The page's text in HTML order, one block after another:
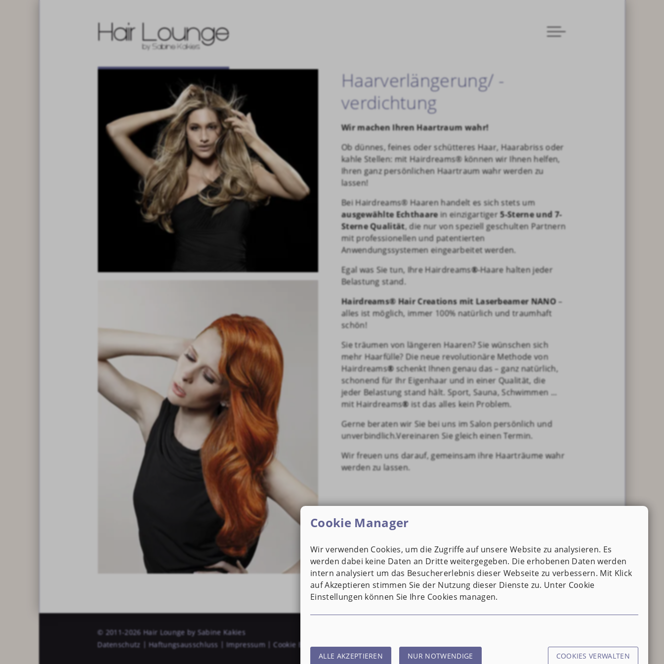
Haarverlängerung/ -
verdichtung
Wir machen Ihren Haartraum wahr!
Ob dünnes, feines oder schütteres Haar, Haarabriss oder
kahle Stellen: mit Hairdreams® können wir Ihnen helfen,
Ihren ganz persönlichen Haartraum wahr werden zu
lassen!
Bei Hairdreams® Haaren handelt es sich stets um
ausgewählte Echthaarein einzigartiger5-Sterne und 7-
Sterne Qualität, die nur von speziell geschulten Partnern
mit professionellen und patentierten
Anwendungssystemen eingearbeitet werden.
Egal was Sie tun, Ihre Hairdreams®-Haare halten jeder
Belastung stand.
Hairdreams®Hair Creations mit Laserbeamer NANO –
alles ist möglich, immer 100% natürlich und traumhaft
schön!
Sie träumen von längeren Haaren? Sie wünschen sich
mehr Haarfülle? Die neue revolutionäre Methode von
Hairdreams®schenkt Ihnen genau das – ganz natürlich,
schonend für Ihr Eigenhaar und in einer Qualität, die
jeder Belastung stand hält. Sport, Sauna, Schwimmen ...
mit Hairdreams®ist das alles kein Problem.
Gerne beraten wir Sie bei uns im Salon persönlich und
unverbindlich.Vereinaren Sie gleich einen Termin.
Wir freuen uns darauf, gemeinsam ihre Haarträume wahr
werden zu lassen.
© 2011-2026 Hair Lounge by Sabine Kakies
Datenschutz
Haftungsausschluss Impressum Cookie Einstellungen
Cookie Manager
Wir verwenden Cookies, um die Zugriffe auf unsere Website zu analysieren. Es
werden dabei keine Daten an Dritte weitergegeben. Die erhobenen Daten werden
intern analysiert um das Besuchererlebnis dieser Webseite zu verbessern. Mit Klick
auf Akzeptieren stimmen Sie der Nutzung dieser Dienste zu. Unter Cookie
Einstellungen können Sie Ihre Cookies managen.
ALLE AKZEPTIEREN NUR NOTWENDIGE COOKIES VERWALTEN